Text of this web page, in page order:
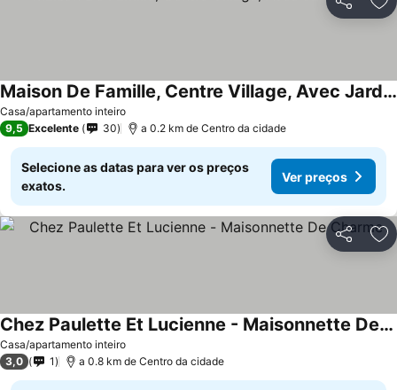
Partilhar
Casa/apartamento inteiro
Maison De Famille, Centre Village, Avec Jardin Clos
Ver preços
9,5 Excelente 30 a 0.2 km de Centro da cidade
Selecione as datas para ver os preços
exatos.
Ver preços
Partilhar
Casa/apartamento inteiro
Chez Paulette Et Lucienne - Maisonnette De Charme
Ver preços
3,0 1 a 0.8 km de Centro da cidade